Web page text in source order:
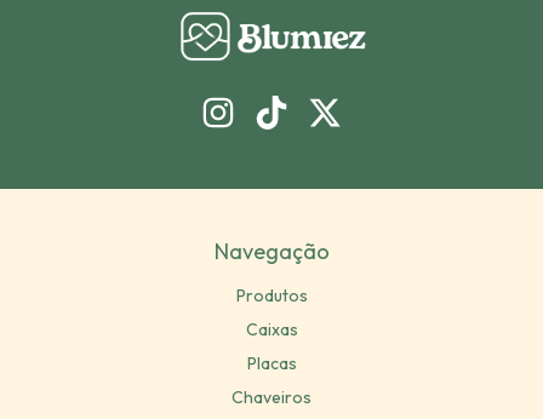
Navegação
Produtos
Caixas
Placas
Chaveiros